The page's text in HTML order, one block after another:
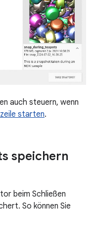
auch steuern, wenn
starten.
speichern
beim Schließen
So können Sie